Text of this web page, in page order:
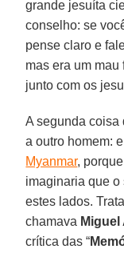
grande jesuíta
conselho: se
pense claro e
mas era um mau
junto com os
A segunda coisa
a outro homem:
Myanmar,
imaginaria que
estes lados.
chamava
crítica das “